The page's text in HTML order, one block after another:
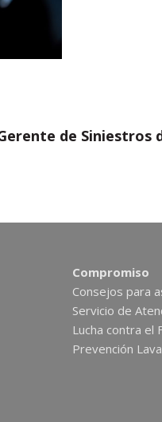
de Siniestros
Compromiso
Consejos para
Servicio de
Lucha contra el
Prevención